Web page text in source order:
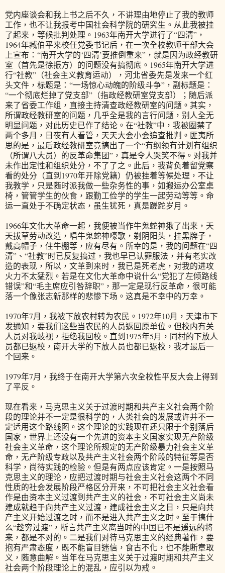
党内座谈会和我上书之后不久，不讲理由地停止了我的教师
工作，也不让我报考中国社会科学院的研究生。从此我被挂
了起来，等候批判处理。1963年南开大学进行了“四清”，
1964年臧伯平来校任党委书记后，在一次全校教师干部大会
上宣布：“南开大学的‘四清’要推倒重来”，就是因为政经教研
室（首先是徐振方）的问题没有搞彻底。1965年南开大学进
行“社教”（社会主义教育运动），河北省委先是发来一个红
头文件，标题是：“一场惊心动魄的阶级斗争”，副标题是：
“一个彻底烂掉了党支部”（指政经教研室党支部）；随后派
来了省委工作组，直接主持清查政经教研室的问题。其实，
所谓政经教研室的问题，几乎全是我的言行问题，别人全无
明显问题，对此历史已作了结论。在“社教”中，我被圈禁了
两个多月，日夜有人看管，天天大会小会追查批判。匪夷所
思的是，最后政经教研室竟搞出了一个“有纲领有计划有组织
（所谓八大员）的反革命集团”，真是令人哭笑不得。对我并
未作出定性和组织处分，不了了之。此后，我背负着留党察
看的处分（直到1970年开除党籍）仍被挂着等候处理，不让
我教学，只是随时派我做一些杂务性的事，如搬运办公室桌
椅，管管学生的伙食，跟勤工俭学的学生一起劳动等等。命
运一直处于不确定状态，虽生犹死，真是蹉跎岁月。
1966年文化大革命一起，我便被当作牛鬼蛇神揪了出来，天
天拔草劳动改造，唱牛鬼蛇神嚎歌，剃阴阳头，挂黑牌子，
戴高帽子，住牛棚等，应有尽有。所幸的是，我的问题在“四
清”、“社教”时已反复搞过，我也早已认罪服法，并有老实改
造的表现，所以，文革到来时，我已是死老虎，对我的进攻
火力不太猛烈。若是在文化大革命中说什么“党犯了左倾路线
错误”和“毛主席应引咎辞职”，那一定是现行反革命，很可能
落一个像张志新那样的悲惨下场。这真是不幸中的万幸。
1970年7月，我被下放农村转为农民。1972年10月，天津市下
发通知，要我们这些当农民的人员返回原单位。但校内有关
人员对我岐视，拒绝我回校。直到1975年5月，同村的下放人
员都已返校，南开大学的下放人员也都已返校，我才最后一
个回来。
1979年7月，我终于在南开大学第六次全校性平反大会上得到
了平反。
现在看来，马克思主义关于过渡时期和共产主义社会两个阶
段的理论并不一定是很科学的，人类社会的发展或许并不一
定适用这个路线图。这个理论的实践现在还只限于个别落后
国家，世界上还没有一个先进的资本主义国家实现无产阶级
社会主义革命，这个理论所规定的无产阶级暴力社会主义革
命，无产阶级专政以及共产主义社会两个阶段的特征等是否
科学，尚待实践的检验。但是有两点应该肯定。一是按照马
克思主义的理论，应把过渡时期与社会主义社会这两个不同
性质的社会发展阶段严格区分开来，不可把社会主义社会看
作是由资本主义过渡到共产主义的社会，不可社会主义尚未
建成就趋于向共产主义过渡，建成社会主义之日，只是向共
产主义开始过渡之时，而不是进入共产主义之时。至于搞什
么“趁穷过渡”，断言共产主义离当时的中国已不是遥远的将
来，都是不对的。二是我们对待马克思主义的经典著作，要
抱有严肃态度，既不能盲目迷信，食古不化，也不能断章取
义，随意曲解。当年在马克思主义关于过渡时期和共产主义
社会两个阶段理论上的混乱，应引以为戒。